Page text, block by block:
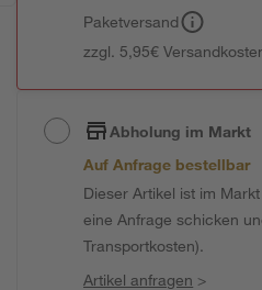
Paketversand
zzgl. 5,95€
Abholung im Markt
Auf Anfrage bestellbar
Dieser Artikel ist im
eine Anfrage schicken
Transportkosten).
Artikel anfragen >